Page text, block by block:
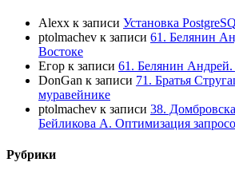
Alexx к записи Установка
ptolmachev к записи 61. Белянин
Востоке
Егор к записи 61. Белянин
DonGan к записи 71. Братья
муравейнике
ptolmachev к записи 38.
Бейликова А. Оптимизация
Рубрики